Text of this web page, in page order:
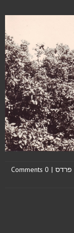
פרדס |
0 Comments